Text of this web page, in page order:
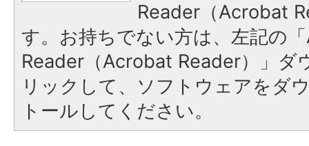
Reader（Acrobat
す。お持ちでない方は、左記の
Reader（Acrobat Reader）」ダ
リックして、ソフトウェアをダ
トールしてください。